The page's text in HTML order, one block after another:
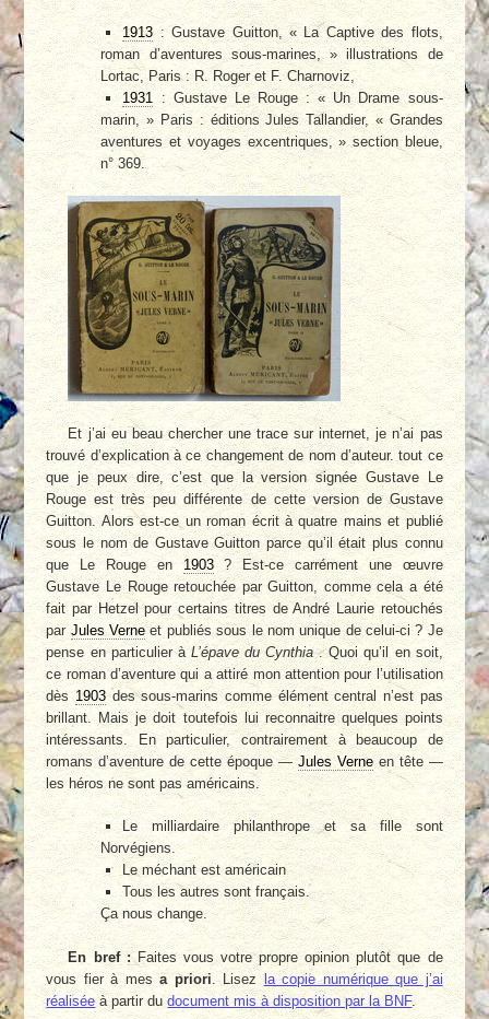
1913: Gustave Guitton, « La Captive des flots,
roman d’aventures sous-marines, » illustrations de
Lortac, Paris : R. Roger et F. Charnoviz,
1931
: Gustave Le Rouge : « Un Drame sous-
marin, » Paris : éditions Jules Tallandier, « Grandes
aventures et voyages excentriques, » section bleue,
n° 369.
Et j’ai eu beau chercher une trace sur internet, je n’ai pas
trouvé d’explication à ce changement de nom d’auteur. tout ce
que je peux dire, c’est que la version signée Gustave Le
Rouge est très peu différente de cette version de Gustave
Guitton. Alors est-ce un roman écrit à quatre mains et publié
sous le nom de Gustave Guitton parce qu’il était plus connu
que Le Rouge en1903? Est-ce carrément une œuvre
Gustave Le Rouge retouchée par Guitton, comme cela a été
fait par Hetzel pour certains titres de André Laurie retouchés
par Jules Verneet publiés sous le nom unique de celui-ci ? Je
pense en particulier àL’épave du Cynthia. Quoi qu’il en soit,
ce roman d’aventure qui a attiré mon attention pour l’utilisation
dès 1903des sous-marins comme élément central n’est pas
brillant. Mais je doit toutefois lui reconnaitre quelques points
intéressants. En particulier, contrairement à beaucoup de
romans d’aventure de cette époque —Jules Verneen tête —
les héros ne sont pas américains.
Le milliardaire philanthrope et sa fille sont
Norvégiens.
Le méchant est américain
Tous les autres sont français.
Ça nous change.
En bref :Faites vous votre propre opinion plutôt que de
vous fier à mesa priori . Lisezla copie numérique que j’ai
réalisée à partir dudocument mis à disposition par la BNF.